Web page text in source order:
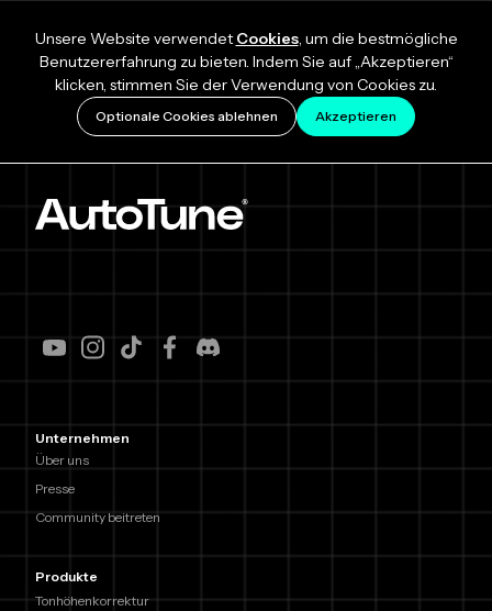
Unsere Website verwendetCookies, um die bestmögliche
Benutzererfahrung zu bieten. Indem Sie auf „Akzeptieren“
klicken, stimmen Sie der Verwendung von Cookies zu.
Optionale Cookies ablehnen Akzeptieren
Unternehmen
Über uns
Presse
Community beitreten
Produkte
Tonhöhenkorrektur